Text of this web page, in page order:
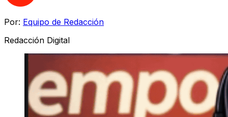
Por: Equipo de Redacción
Redacción Digital